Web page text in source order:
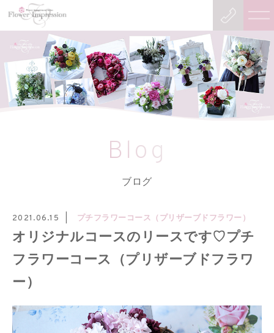
Blog
ブログ
2021.06.15 プチフラワーコース（プリザーブドフラワー）
オリジナルコースのリースです♡プチ
フラワーコース（プリザーブドフラワ
ー）